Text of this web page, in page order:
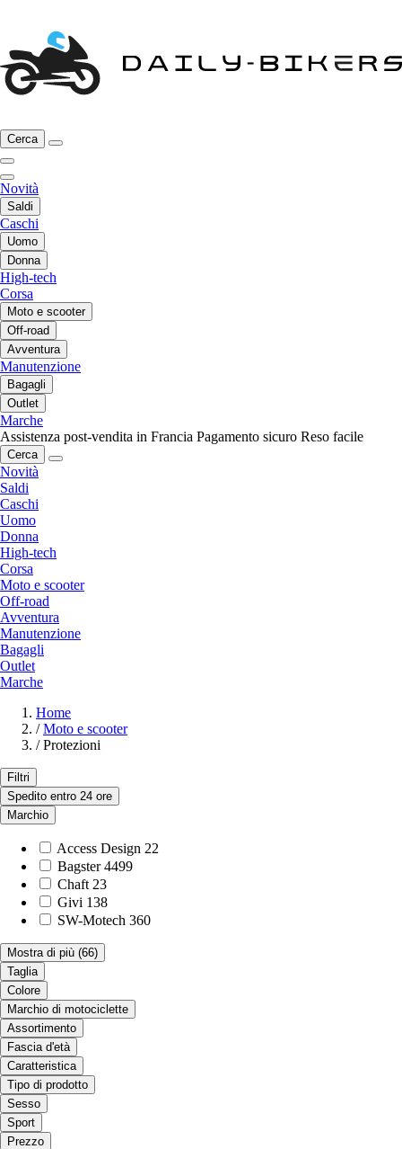
Cerca
Novità
Saldi
Caschi
Uomo
Donna
High-tech
Corsa
Moto e scooter
Off-road
Avventura
Manutenzione
Bagagli
Outlet
Marche
Assistenza post-vendita in Francia Pagamento sicuro Reso facile
Cerca
Novità
Saldi
Caschi
Uomo
Donna
High-tech
Corsa
Moto e scooter
Off-road
Avventura
Manutenzione
Bagagli
Outlet
Marche
Home
/ Moto e scooter
/ Protezioni
Filtri
Spedito entro 24 ore
Marchio
Access Design 22
Bagster 4499
Chaft 23
Givi 138
SW-Motech 360
Mostra di più (66)
Taglia
Colore
Marchio di motociclette
Assortimento
Fascia d'età
Caratteristica
Tipo di prodotto
Sesso
Sport
Prezzo